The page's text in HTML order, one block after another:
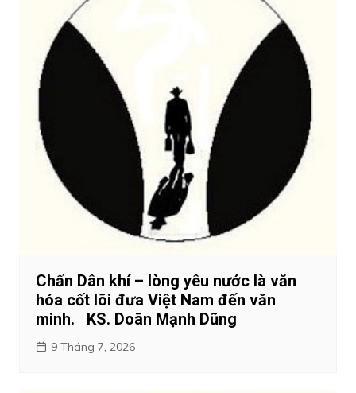
Chấn Dân khí – lòng yêu nước là văn
hóa cốt lõi đưa Việt Nam đến văn
minh. KS. Doãn Mạnh Dũng
9 Tháng 7, 2026